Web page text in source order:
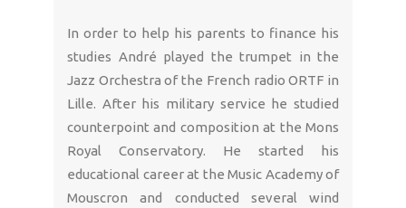
In order to help his parents to finance his
studies André played the trumpet in the
Jazz Orchestra of the French radio ORTF in
Lille. After his military service he studied
counterpoint and composition at the Mons
Royal Conservatory. He started his
educational career at the Music Academy of
Mouscron and conducted several wind